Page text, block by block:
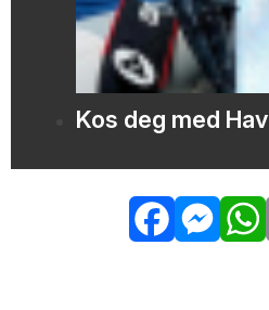
Kos deg med